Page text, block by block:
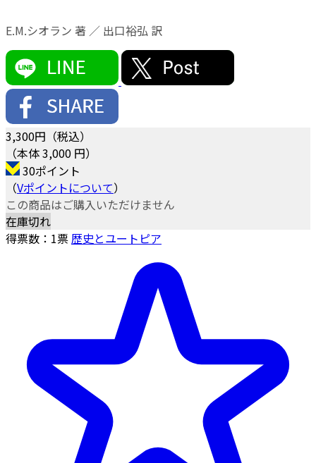
E.M.シオラン 著 ／ 出口裕弘 訳
3,300円（税込）
（本体 3,000 円）
30ポイント
（Vポイントについて）
この商品はご購入いただけません
在庫切れ
得票数： 1票 歴史とユートピア